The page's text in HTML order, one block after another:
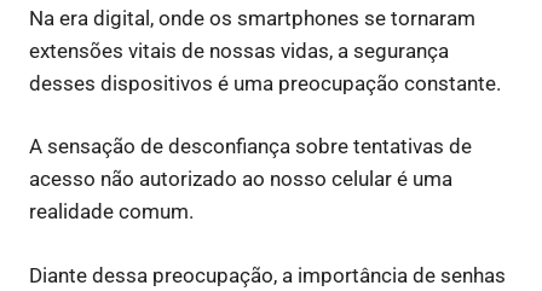
Na era digital, onde os smartphones se tornaram
extensões vitais de nossas vidas, a segurança
desses dispositivos é uma preocupação constante.
A sensação de desconfiança sobre tentativas de
acesso não autorizado ao nosso celular é uma
realidade comum.
Diante dessa preocupação, a importância de senhas